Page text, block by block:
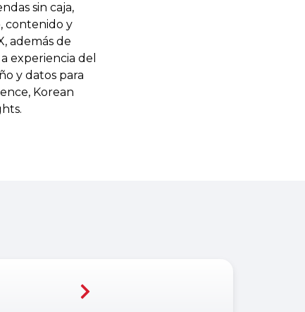
sin caja,
contenido y
además de
experiencia del
y datos para
Korean